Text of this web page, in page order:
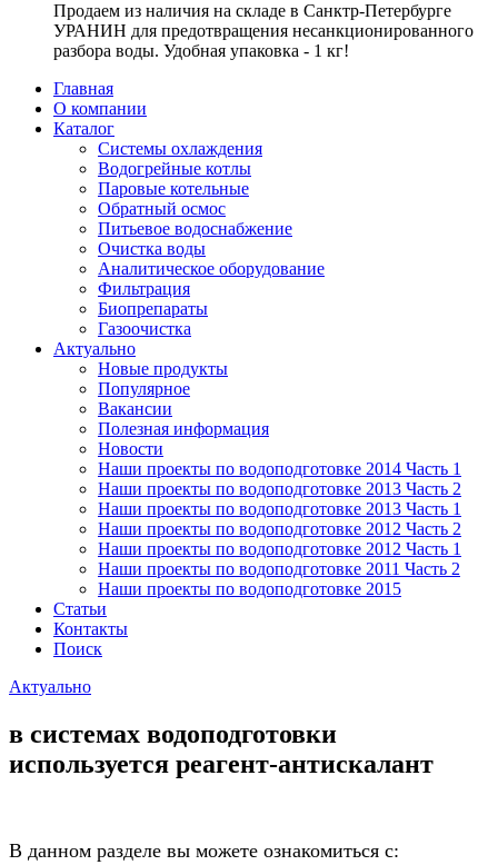
Продаем из наличия на складе в Санктр-Петербурге
УРАНИН для предотвращения несанкционированного
разбора воды. Удобная упаковка - 1 кг!
Главная
О компании
Каталог
Системы охлаждения
Водогрейные котлы
Паровые котельные
Обратный осмос
Питьевое водоснабжение
Очистка воды
Аналитическое оборудование
Фильтрация
Биопрепараты
Газоочистка
Актуально
Новые продукты
Популярное
Вакансии
Полезная информация
Новости
Наши проекты по водоподготовке 2014 Часть 1
Наши проекты по водоподготовке 2013 Часть 2
Наши проекты по водоподготовке 2013 Часть 1
Наши проекты по водоподготовке 2012 Часть 2
Наши проекты по водоподготовке 2012 Часть 1
Наши проекты по водоподготовке 2011 Часть 2
Наши проекты по водоподготовке 2015
Статьи
Контакты
Поиск
Актуально
в системах водоподготовки
используется реагент-антискалант
В данном разделе вы можете ознакомиться с: